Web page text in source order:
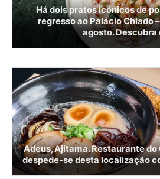
Há dois pratos icónicos de
regresso ao Palácio Chiado
agosto. Descubra
Adeus, Ajitama. Restaurante
despede-se desta localização